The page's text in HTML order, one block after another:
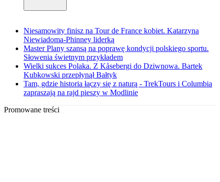
Niesamowity finisz na Tour de France kobiet. Katarzyna
Niewiadoma-Phinney liderką
Master Plany szansą na poprawę kondycji polskiego sportu.
Słowenia świetnym przykładem
Wielki sukces Polaka. Z Kåsebergi do Dziwnowa. Bartek
Kubkowski przepłynął Bałtyk
Tam, gdzie historia łączy się z naturą - TrekTours i Columbia
zapraszają na rajd pieszy w Modlinie
Promowane treści